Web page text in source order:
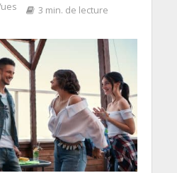
3 min. de lecture